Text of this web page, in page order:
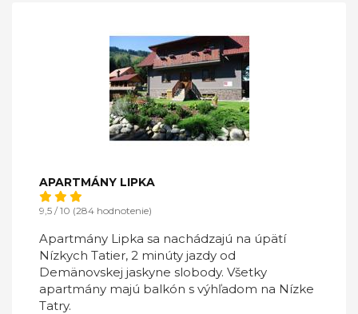
APARTMÁNY LIPKA
9,5 / 10 (284 hodnotenie)
Apartmány Lipka sa nachádzajú na úpätí
Nízkych Tatier, 2 minúty jazdy od
Demänovskej jaskyne slobody. Všetky
apartmány majú balkón s výhľadom na Nízke
Tatry.